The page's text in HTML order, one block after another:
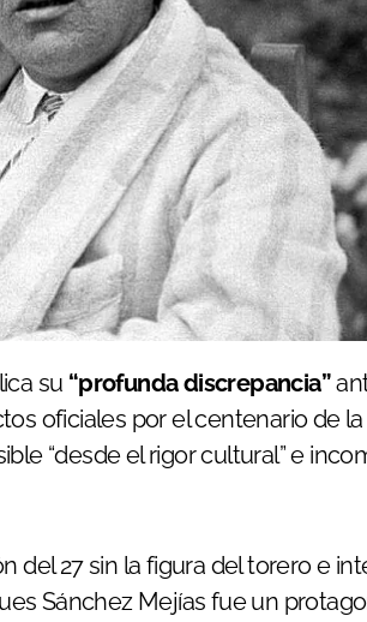
su “profunda discrepancia”
oficiales por el centenario de
“desde el rigor cultural” e
del 27 sin la figura del torero e
Sánchez Mejías fue un